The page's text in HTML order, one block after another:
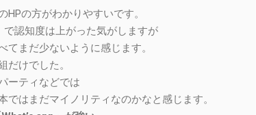
の方がわかりやすいです。
認知度は上がった気がしますが
まだ少ないように感じます。
だけでした。
ーティなどでは
はまだマイノリティなのかなと感じます。